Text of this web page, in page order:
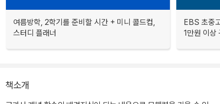
여름방학, 2학기를 준비할 시간 + 미니 콜드컵,
스터디 플래너
EBS 초중
1만원 이상
책소개